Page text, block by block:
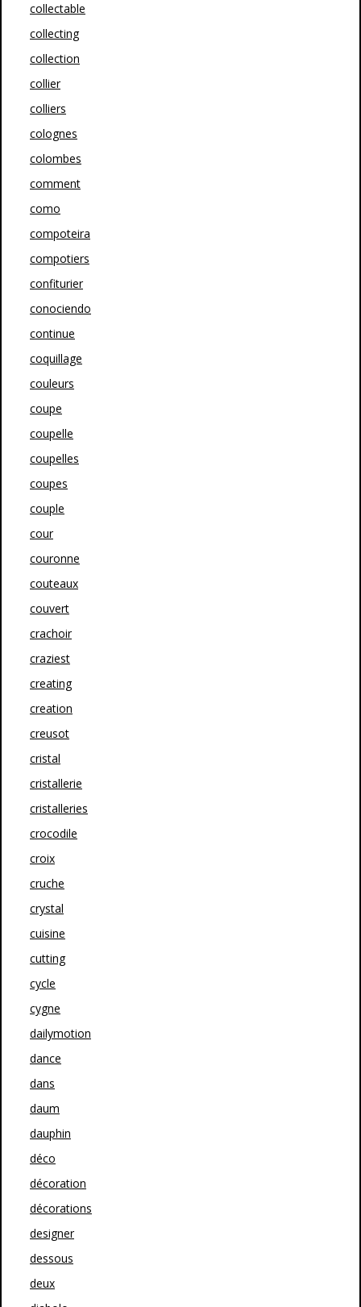
collectable
collecting
collection
collier
colliers
colognes
colombes
comment
como
compoteira
compotiers
confiturier
conociendo
continue
coquillage
couleurs
coupe
coupelle
coupelles
coupes
couple
cour
couronne
couteaux
couvert
crachoir
craziest
creating
creation
creusot
cristal
cristallerie
cristalleries
crocodile
croix
cruche
crystal
cuisine
cutting
cycle
cygne
dailymotion
dance
dans
daum
dauphin
déco
décoration
décorations
designer
dessous
deux